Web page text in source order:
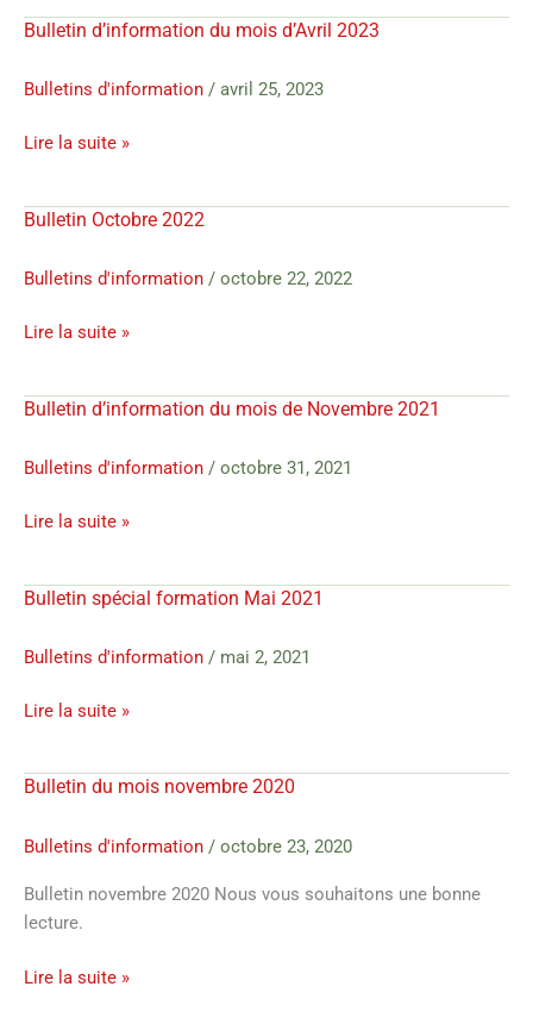
Bulletin d’information du mois d’Avril 2023
Bulletins d'information / avril 25, 2023
Bulletin
du
d’Avril
Lire la suite »
Bulletin Octobre 2022
Bulletins d'information / octobre 22, 2022
Bulletin
2022
Lire la suite »
Bulletin d’information du mois de Novembre 2021
Bulletins d'information / octobre 31, 2021
Bulletin
du
de
2021
Lire la suite »
Bulletin spécial formation Mai 2021
Bulletins d'information / mai 2, 2021
Bulletin
formation
2021
Lire la suite »
Bulletin du mois novembre 2020
Bulletins d'information / octobre 23, 2020
Bulletin novembre 2020 Nous vous souhaitons une bonne
lecture.
Bulletin
mois
2020
Lire la suite »